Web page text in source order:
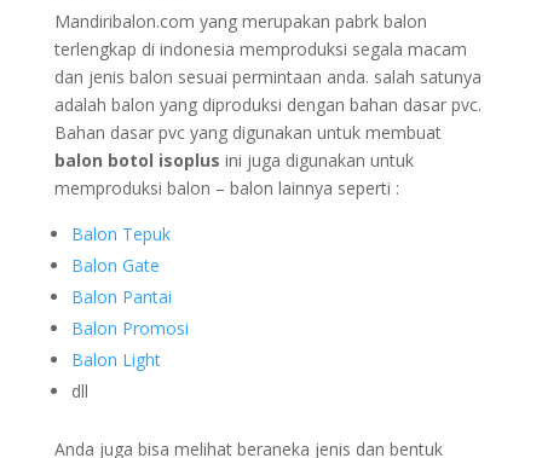
Mandiribalon.com yang merupakan pabrk balon
terlengkap di indonesia memproduksi segala macam
dan jenis balon sesuai permintaan anda. salah satunya
adalah balon yang diproduksi dengan bahan dasar pvc.
Bahan dasar pvc yang digunakan untuk membuat
balon botol isoplus ini juga digunakan untuk
memproduksi balon – balon lainnya seperti :
Balon Tepuk
Balon Gate
Balon Pantai
Balon Promosi
Balon Light
dll
Anda juga bisa melihat beraneka jenis dan bentuk